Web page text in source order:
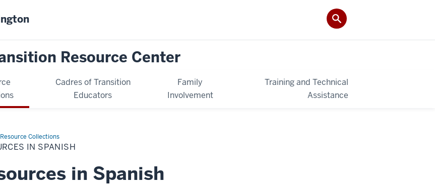
Resource Center
Cadres of Transition
Educators
Family
Involvement
Training and Technical
Assistance
Resource Collections
IN SPANISH
in Spanish